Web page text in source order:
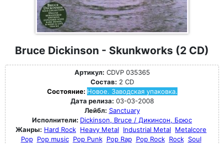
Bruce Dickinson - Skunkworks (2 CD)
Артикул: CDVP 035365
Состав: 2 CD
Состояние: Новое. Заводская упаковка.
Дата релиза: 03-03-2008
Лейбл: Sanctuary
Исполнители: Dickinson, Bruce / Дикинсон, Брюс
Жанры: Hard Rock Heavy Metal Industrial Metal
Metalcore
Pop Pop music Pop Punk Pop Rap Pop Rock Rock Soul